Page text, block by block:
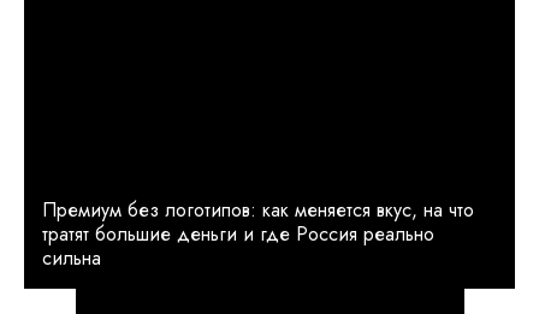
Премиум без логотипов: как меняется вкус, на что
тратят большие деньги и где Россия реально
сильна